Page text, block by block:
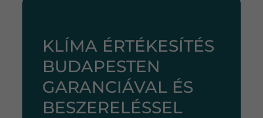
KLÍMA ÉRTÉKESÍTÉS
BUDAPESTEN
GARANCIÁVAL ÉS
BESZERELÉSSEL